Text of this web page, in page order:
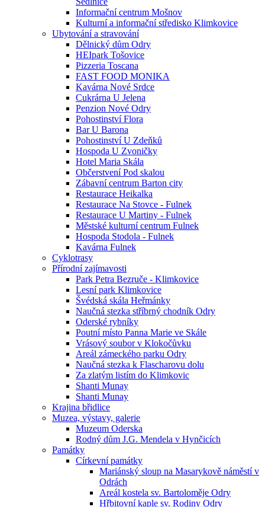
Informační centrum Mošnov
Kulturní a informační středisko Klimkovice
Ubytování a stravování
Dělnický dům Odry
HEIpark Tošovice
Pizzeria Toscana
FAST FOOD MONIKA
Kavárna Nové Srdce
Cukrárna U Jelena
Penzion Nové Odry
Pohostinství Flora
Bar U Barona
Pohostinství U Zdeňků
Hospoda U Zvoničky
Hotel Maria Skála
Občerstvení Pod skalou
Zábavní centrum Barton city
Restaurace Heikalka
Restaurace Na Stovce - Fulnek
Restaurace U Martiny - Fulnek
Městské kulturní centrum Fulnek
Hospoda Stodola - Fulnek
Kavárna Fulnek
Cyklotrasy
Přírodní zajímavosti
Park Petra Bezruče - Klimkovice
Lesní park Klimkovice
Švédská skála Heřmánky
Naučná stezka stříbrný chodník Odry
Oderské rybníky
Poutní místo Panna Marie ve Skále
Vrásový soubor v Klokočůvku
Areál zámeckého parku Odry
Naučná stezka k Flascharovu dolu
Za zlatým listím do Klimkovic
Shanti Munay
Shanti Munay
Krajina břidlice
Muzea, výstavy, galerie
Muzeum Oderska
Rodný dům J.G. Mendela v Hynčicích
Památky
Církevní památky
Mariánský sloup na Masarykově náměstí v
Odrách
Areál kostela sv. Bartoloměje Odry
Hřbitovní kaple sv. Rodiny Odry